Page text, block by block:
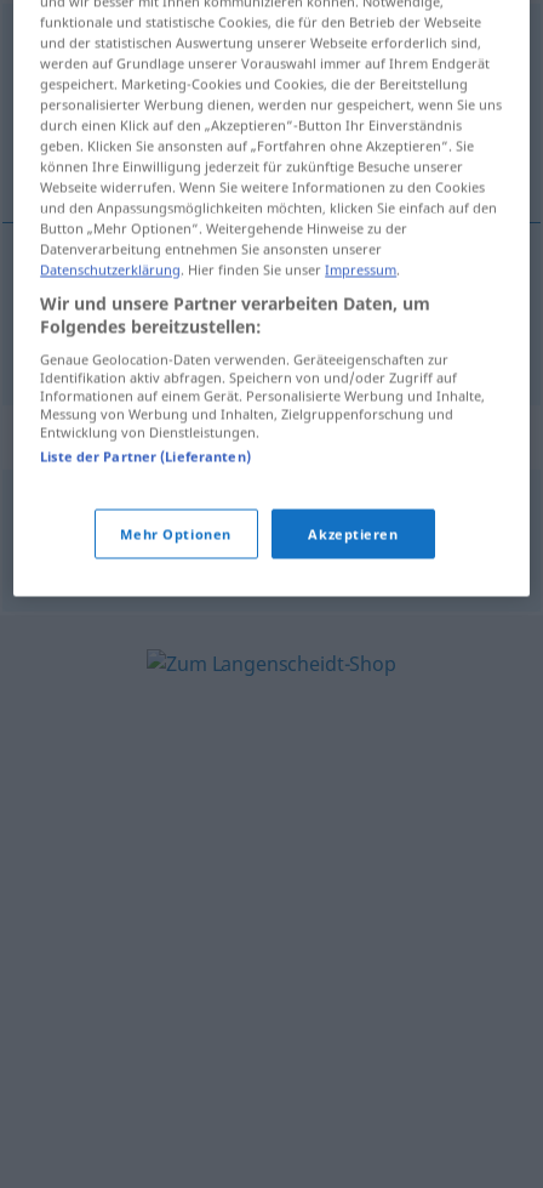
schnörkelhaftadj
Übersicht aller Übersetzungen
(Für mehr Details die Übersetzung anklicken/antippen)
recargado de adornos, churrigueresco
recargado de adornos schnörkelhaft
churrigueresco schnörkelhaft a. FIG
Synonyme für "schnörkelhaft"
verschnörkelt,barock,manieriert (geh.) überladen
funktionale und statistische Cookies, die für den Betrieb der Webseite
und der statistischen Auswertung unserer Webseite erforderlich sind,
werden auf Grundlage unserer Vorauswahl immer auf Ihrem Endgerät
gespeichert. Marketing-Cookies und Cookies, die der Bereitstellung
personalisierter Werbung dienen, werden nur gespeichert, wenn Sie uns
durch einen Klick auf den „Akzeptieren“-Button Ihr Einverständnis
geben. Klicken Sie ansonsten auf „Fortfahren ohne Akzeptieren“. Sie
können Ihre Einwilligung jederzeit für zukünftige Besuche unserer
Webseite widerrufen. Wenn Sie weitere Informationen zu den Cookies
und den Anpassungsmöglichkeiten möchten, klicken Sie einfach auf den
Button „Mehr Optionen“. Weitergehende Hinweise zu der
Datenverarbeitung entnehmen Sie ansonsten unserer
Datenschutzerklärung. Hier finden Sie unserImpressum.
Wir und unsere Partner verarbeiten Daten, um
Folgendes bereitzustellen:
Genaue Geolocation-Daten verwenden. Geräteeigenschaften zur
Identifikation aktiv abfragen. Speichern von und/oder Zugriff auf
Informationen auf einem Gerät. Personalisierte Werbung und Inhalte,
Messung von Werbung und Inhalten, Zielgruppenforschung und
Entwicklung von Dienstleistungen.
Liste der Partner (Lieferanten)
Mehr Optionen Akzeptieren